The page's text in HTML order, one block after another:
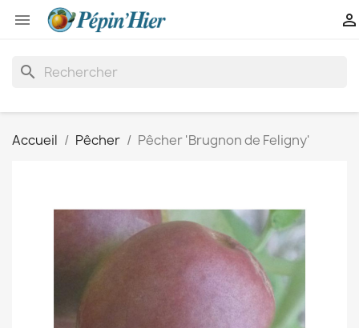
 
search
Accueil Pêcher Pêcher 'Brugnon de Feligny'